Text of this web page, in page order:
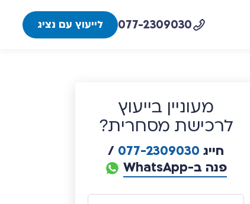
077-2309030 לייעוץ עם נציג
מעוניין בייעוץ
לרכישת מסחרית?
חייג 077-2309030
/
פנה ב-WhatsApp